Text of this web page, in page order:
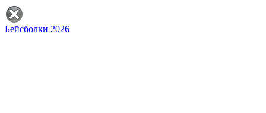
Бейсболки 2026